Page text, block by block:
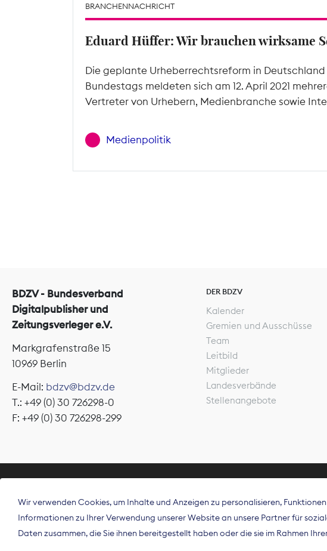
BRANCHENNACHRICHT
Eduard Hüffer: Wir brauchen wirksame
Die geplante Urheberrechtsreform in
Bundestags meldeten sich am 12. April 2021
Vertreter von Urhebern, Medienbranche sowie
Medienpolitik
BDZV - Bundesverband
Digitalpublisher und
Zeitungsverleger e.V.
Markgrafenstraße 15
10969 Berlin
E-Mail: bdzv@bdzv.de
T.: +49 (0) 30 726298-0
F: +49 (0) 30 726298-299
DER BDZV
Kalender
Gremien und Ausschüsse
Team
Leitbild
Mitglieder
Landesverbände
Stellenangebote
Der Bundesverband
Spitzenorganisation die
Deutschland und auf
Wir verwenden Cookies, um Inhalte und Anzeigen zu personalisieren,
Informationen zu Ihrer Verwendung unserer Website an unsere Partner für
Daten zusammen, die Sie ihnen bereitgestellt haben oder die sie im Rahmen